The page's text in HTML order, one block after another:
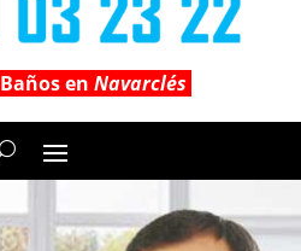
enNavarclés